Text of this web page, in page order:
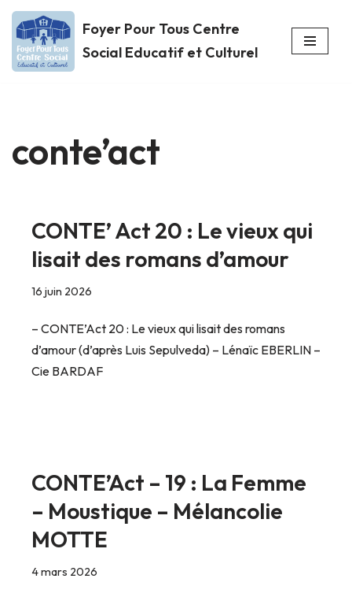
Aller
au
Foyer Pour Tous Centre
Social Educatif et Culturel
conte’act
CONTE’ Act 20 : Le vieux qui
lisait des romans d’amour
16 juin 2026
– CONTE’Act 20 : Le vieux qui lisait des romans
d’amour (d’après Luis Sepulveda) – Lénaïc EBERLIN –
Cie BARDAF
CONTE’Act – 19 : La Femme
– Moustique – Mélancolie
MOTTE
4 mars 2026